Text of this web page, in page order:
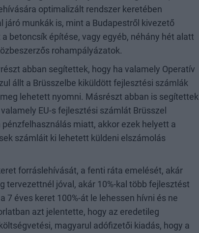
optimalizált rendszer keretében
járó munkák is, mint a Budapestről kivezető
betoncsík építése, vagy egyéb, néhány hét alatt
rohampályázatok.
abban segítettek, hogy ha valamely Operatív
állt a Brüsszelbe kiküldött fejlesztési számlák
lehetett nyomni. Másrészt abban is segítettek
EU-s fejlesztési számlát Brüsszel
miatt, akkor ezek helyett a
számláit ki lehetett küldeni elszámolás
forráslehívását, a fenti ráta emelését, akár
tervezettnél jóval, akár 10%-kal több fejlesztést
7 éves keret 100%-át le lehessen hívni és ne
azt jelentette, hogy az eredetileg
magyarul adófizetői kiadás, hogy a